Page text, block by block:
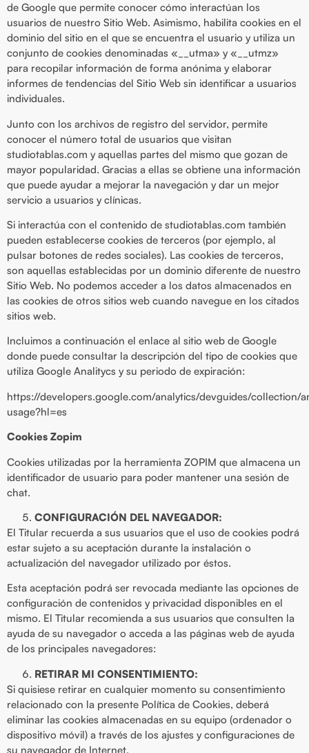
de Google que permite conocer cómo interactúan los
usuarios de nuestro Sitio Web. Asimismo, habilita cookies en el
dominio del sitio en el que se encuentra el usuario y utiliza un
conjunto de cookies denominadas «__utma» y «__utmz»
para recopilar información de forma anónima y elaborar
informes de tendencias del Sitio Web sin identificar a usuarios
individuales.
Junto con los archivos de registro del servidor, permite
conocer el número total de usuarios que visitan
studiotablas.com y aquellas partes del mismo que gozan de
mayor popularidad. Gracias a ellas se obtiene una información
que puede ayudar a mejorar la navegación y dar un mejor
servicio a usuarios y clínicas.
Si interactúa con el contenido de studiotablas.com también
pueden establecerse cookies de terceros (por ejemplo, al
pulsar botones de redes sociales). Las cookies de terceros,
son aquellas establecidas por un dominio diferente de nuestro
Sitio Web. No podemos acceder a los datos almacenados en
las cookies de otros sitios web cuando navegue en los citados
sitios web.
Incluimos a continuación el enlace al sitio web de Google
donde puede consultar la descripción del tipo de cookies que
utiliza Google Analitycs y su periodo de expiración:
https://developers.google.com/analytics/devguides/collection/
usage?hl=es
Cookies Zopim
Cookies utilizadas por la herramienta ZOPIM que almacena un
identificador de usuario para poder mantener una sesión de
chat.
CONFIGURACIÓN DEL NAVEGADOR:
El Titular recuerda a sus usuarios que el uso de cookies podrá
estar sujeto a su aceptación durante la instalación o
actualización del navegador utilizado por éstos.
Esta aceptación podrá ser revocada mediante las opciones de
configuración de contenidos y privacidad disponibles en el
mismo. El Titular recomienda a sus usuarios que consulten la
ayuda de su navegador o acceda a las páginas web de ayuda
de los principales navegadores:
RETIRAR MI CONSENTIMIENTO:
Si quisiese retirar en cualquier momento su consentimiento
relacionado con la presente Política de Cookies, deberá
eliminar las cookies almacenadas en su equipo (ordenador o
dispositivo móvil) a través de los ajustes y configuraciones de
su navegador de Internet.